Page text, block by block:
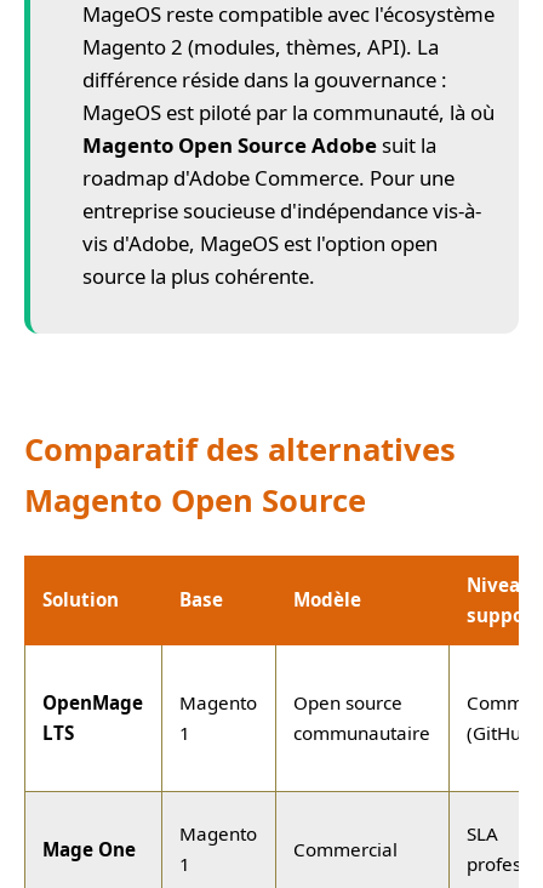
MageOS reste compatible avec l'écosystème
Magento 2 (modules, thèmes, API). La
différence réside dans la gouvernance :
MageOS est piloté par la communauté, là où
Magento Open Source Adobesuit la
roadmap d'Adobe Commerce. Pour une
entreprise soucieuse d'indépendance vis-à-
vis d'Adobe, MageOS est l'option open
source la plus cohérente.
Comparatif des alternatives
Magento Open Source
Solution Base Modèle
Niveau
support
OpenMage
LTS
Magento
1
Open source
communautaire
(GitHub)
Mage One
Magento
1
Commercial
SLA